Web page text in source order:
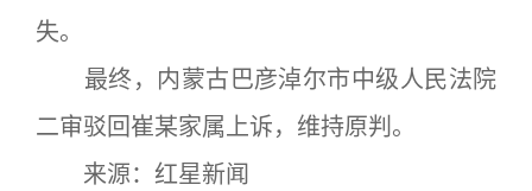
失。
最终，内蒙古巴彦淖尔市中级人民法院
二审驳回崔某家属上诉，维持原判。
来源：红星新闻